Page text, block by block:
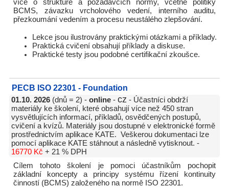
více o struktuře a požadavcích normy, včetně politiky
BCMS, závazku vrcholového vedení, interního auditu,
přezkoumání vedením a procesu neustálého zlepšování.
Lekce jsou ilustrovány praktickými otázkami a příklady.
Praktická cvičení obsahují příklady a diskuse.
Praktické testy jsou podobné certifikační zkoušce.
PECB ISO 22301 - Foundation
01.10. 2026 (dnů = 2) - online - cz - Účastníci obdrží
materiály ke školení, které obsahují více než 450 stran
vysvětlujících informací, příkladů, osvědčených postupů,
cvičení a kvízů. Materiály jsou dostupné v elektronické formě
prostřednictvím aplikace KATE. Veškerou dokumentaci lze
pomocí aplikace KATE stáhnout a následně vytisknout. -
16770 Kč + 21 % DPH
Cílem tohoto školení je pomoci účastníkům pochopit
základní koncepty a principy systému řízení kontinuity
činností (BCMS) založeného na normě ISO 22301.